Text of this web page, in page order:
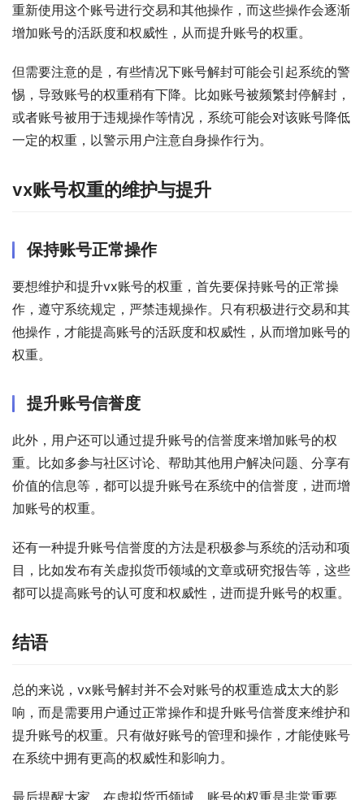
重新使用这个账号进行交易和其他操作，而这些操作会逐渐
增加账号的活跃度和权威性，从而提升账号的权重。
但需要注意的是，有些情况下账号解封可能会引起系统的警
惕，导致账号的权重稍有下降。比如账号被频繁封停解封，
或者账号被用于违规操作等情况，系统可能会对该账号降低
一定的权重，以警示用户注意自身操作行为。
vx账号权重的维护与提升
保持账号正常操作
要想维护和提升vx账号的权重，首先要保持账号的正常操
作，遵守系统规定，严禁违规操作。只有积极进行交易和其
他操作，才能提高账号的活跃度和权威性，从而增加账号的
权重。
提升账号信誉度
此外，用户还可以通过提升账号的信誉度来增加账号的权
重。比如多参与社区讨论、帮助其他用户解决问题、分享有
价值的信息等，都可以提升账号在系统中的信誉度，进而增
加账号的权重。
还有一种提升账号信誉度的方法是积极参与系统的活动和项
目，比如发布有关虚拟货币领域的文章或研究报告等，这些
都可以提高账号的认可度和权威性，进而提升账号的权重。
结语
总的来说，vx账号解封并不会对账号的权重造成太大的影
响，而是需要用户通过正常操作和提升账号信誉度来维护和
提升账号的权重。只有做好账号的管理和操作，才能使账号
在系统中拥有更高的权威性和影响力。
最后提醒大家，在虚拟货币领域，账号的权重是非常重要